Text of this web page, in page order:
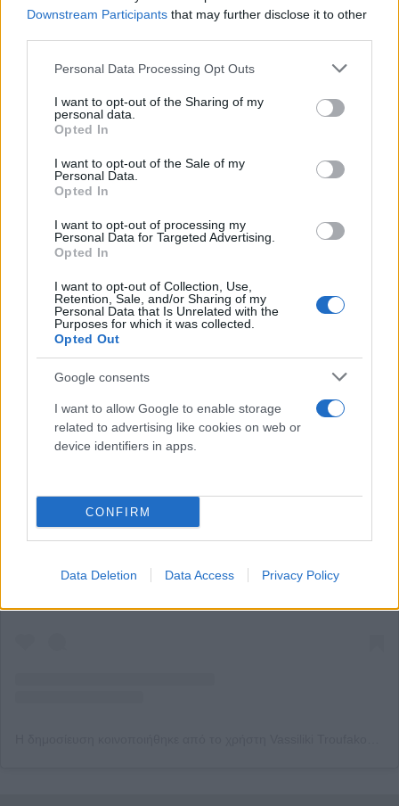
Downstream Participants that may further disclose it to other
Please note that this website/app uses one or more Google
not limited to your visit or usage behaviour. You may click to
grant or deny consent to Google and its third-party tags to
use your data for below specified purposes in below Google
consent section.
Personal Data Processing Opt Outs
I want to opt-out of the Sharing of my
personal data.
Opted In
I want to opt-out of the Sale of my
Personal Data.
Opted In
I want to opt-out of processing my
Personal Data for Targeted Advertising.
Opted In
I want to opt-out of Collection, Use,
Retention, Sale, and/or Sharing of my
Personal Data that Is Unrelated with the
Purposes for which it was collected.
Opted Out
Google consents
I want to allow Google to enable storage
related to advertising like cookies on web or
device identifiers in apps.
CONFIRM
Data Deletion Data Access Privacy Policy
της στην ταινία Ουζερί Τσιτσάνης».
Τηλεοπτικά έγινε γνωστή το 2014 μέσα από
τη σειρά «Κάτω Παρτάλι».
Η μεγάλη της αδυναμία είναι τα ταξίδια τα
οποία την χαλαρώνουν. H αγάπη της αυτή
φαίνεται και απο το γεγονός ότι ο
προσωπικός της λογαριασμός στο
instagram είναι γεμάτος με φωτογραφίες
απο αποδράσεις της.
Δείτε αυτή τη δημοσίευση στο Instagram.